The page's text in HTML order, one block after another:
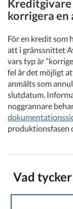
korrigera en
För en kredit som
att i gränssnittet
vars typ är
fel är det möjligt
anmälts som
slutdatum.
noggrannare
produktionsfasen
Vad